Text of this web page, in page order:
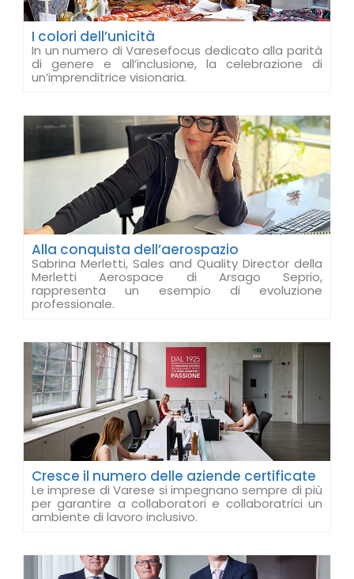
I colori dell’unicità
In un numero di Varesefocus dedicato alla parità
di genere e all’inclusione, la celebrazione di
un’imprenditrice visionaria.
Alla conquista dell’aerospazio
Sabrina Merletti, Sales and Quality Director della
Merletti Aerospace di Arsago Seprio,
rappresenta un esempio di evoluzione
professionale.
Cresce il numero delle aziende certificate
Le imprese di Varese si impegnano sempre di più
per garantire a collaboratori e collaboratrici un
ambiente di lavoro inclusivo.